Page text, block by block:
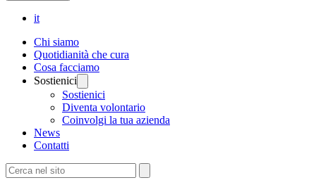
it
Chi siamo
Quotidianità che cura
Cosa facciamo
Sostienici
Sostienici
Diventa volontario
Coinvolgi la tua azienda
News
Contatti